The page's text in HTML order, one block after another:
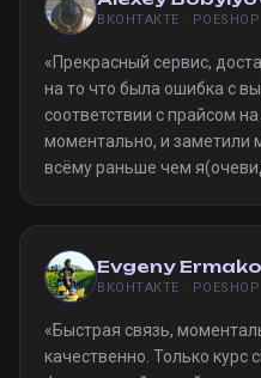
ВКОНТАКТЕ · POESHOP
«Прекрасный сервис,
на то что была ошибка с
соответствии с прайсом
моментально, и заметили
всёму раньше чем
Evgeny
ВКОНТАКТЕ · POESHOP
«Быстрая связь,
качественно. Только курс